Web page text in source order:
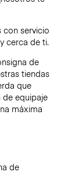
con servicio
cerca de ti.
de
tiendas
que
de equipaje
máxima
de